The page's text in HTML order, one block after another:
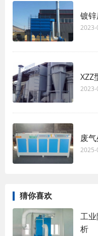
镀
2023-
XZZ
2023-
废
2025-
猜你喜欢
工
析